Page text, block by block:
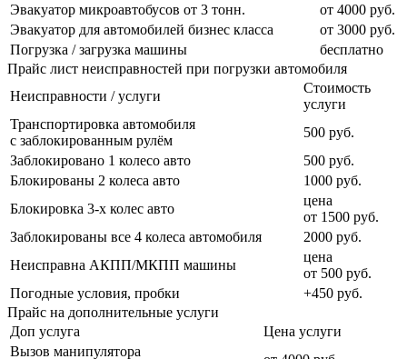
Эвакуатор микроавтобусов от 3 тонн.
от 4000 руб.
Эвакуатор для автомобилей бизнес класса
от 3000 руб.
Погрузка / загрузка машины
бесплатно
Прайс лист неисправностей при погрузки автомобиля
Неисправности / услуги
Стоимость
услуги
Транспортировка автомобиля
с заблокированным рулём
500 руб.
Заблокировано 1 колесо авто
500 руб.
Блокированы 2 колеса авто
1000 руб.
Блокировка 3-х колес авто
цена
от 1500 руб.
Заблокированы все 4 колеса автомобиля
2000 руб.
Неисправна АКПП/МКПП машины
цена
от 500 руб.
Погодные условия, пробки
+450 руб.
Прайс на дополнительные услуги
Доп услуга
Цена услуги
Вызов манипулятора